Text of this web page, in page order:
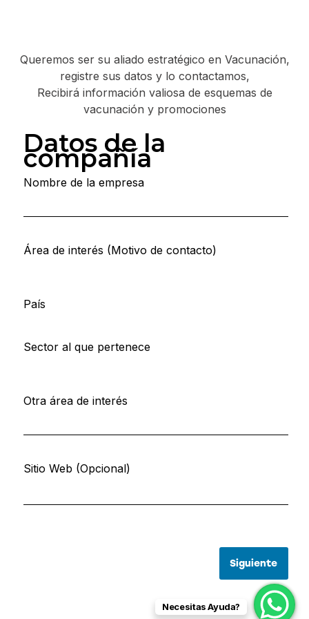
Queremos ser su aliado estratégico en Vacunación,
registre sus datos y lo contactamos,
Recibirá información valiosa de esquemas de
vacunación y promociones
Datos de la
compañía
Nombre de la empresa
Área de interés (Motivo de contacto)
País
Sector al que pertenece
Otra área de interés
Sitio Web (Opcional)
Siguiente
Necesitas Ayuda?